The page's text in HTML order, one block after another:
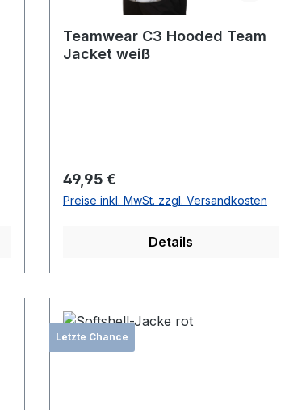
Teamwear C3 Hooded Team
Jacket weiß
Regulärer Preis:
49,95 €
Preise inkl. MwSt. zzgl. Versandkosten
Details
Letzte Chance